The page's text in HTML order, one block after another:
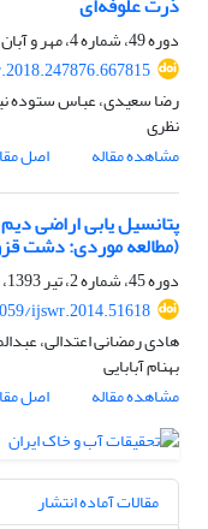
دوره 49، شماره 4، مهر و آبان 1397، صفحه
رضا سعیدی، عباس ستوده
نظری
مشاهده مقاله
اصل
پتانسیل ‏یابی اراضی
(مطالعه موردی: دشت
دوره 45، شماره 2، تیر 1393، صفحه
ijswr.2014.51618
هادی رمضانی اعتدالی،
بهنام آبابایی
مشاهده مقاله
اصل
مقالات آماده انتشار